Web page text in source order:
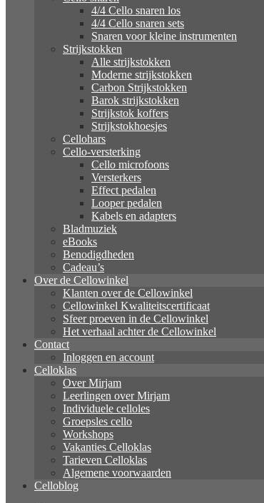
4/4 Cello snaren los
4/4 Cello snaren sets
Snaren voor kleine instrumenten
Strijkstokken
Alle strijkstokken
Moderne strijkstokken
Carbon Strijkstokken
Barok strijkstokken
Strijkstok koffers
Strijkstokhoesjes
Cellohars
Cello-versterking
Cello microfoons
Versterkers
Effect pedalen
Looper pedalen
Kabels en adapters
Bladmuziek
eBooks
Benodigdheden
Cadeau’s
Over de Cellowinkel
Klanten over de Cellowinkel
Cellowinkel Kwaliteitscertificaat
Sfeer proeven in de Cellowinkel
Het verhaal achter de Cellowinkel
Contact
Inloggen en account
Celloklas
Over Mirjam
Leerlingen over Mirjam
Individuele celloles
Groepsles cello
Workshops
Vakanties Celloklas
Tarieven Celloklas
Algemene voorwaarden
Celloblog